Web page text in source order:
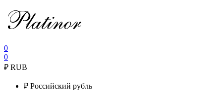
0
0
₽ RUB
₽ Российский рубль